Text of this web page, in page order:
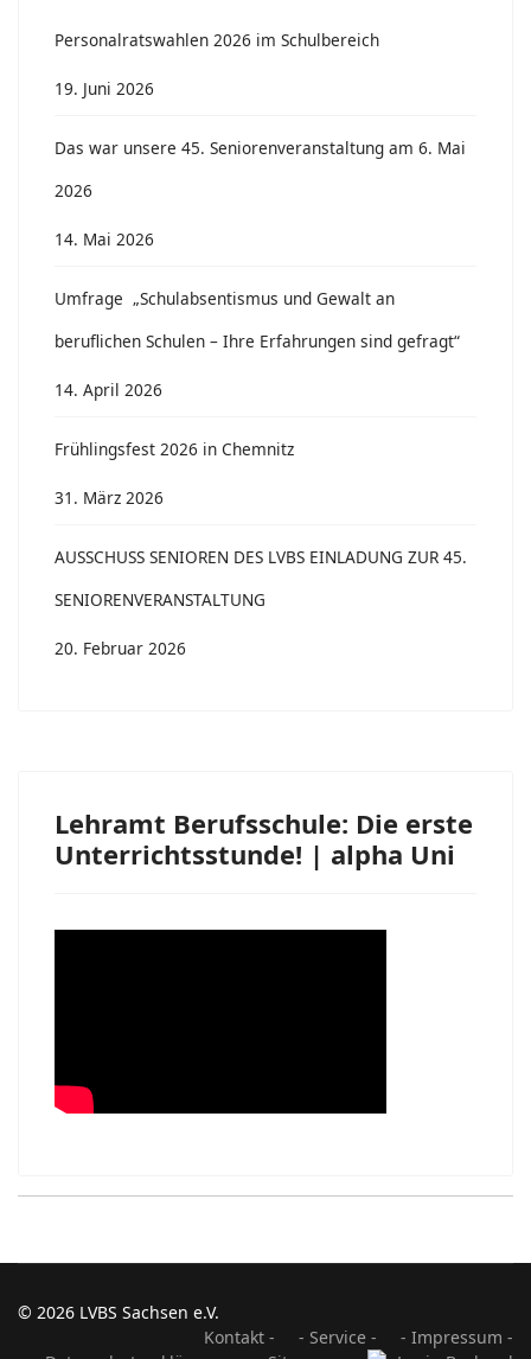
Personalratswahlen 2026 im Schulbereich
19. Juni 2026
Das war unsere 45. Seniorenveranstaltung am 6. Mai
2026
14. Mai 2026
Umfrage „Schulabsentismus und Gewalt an
beruflichen Schulen – Ihre Erfahrungen sind gefragt“
14. April 2026
Frühlingsfest 2026 in Chemnitz
31. März 2026
AUSSCHUSS SENIOREN DES LVBS EINLADUNG ZUR 45.
SENIORENVERANSTALTUNG
20. Februar 2026
Lehramt Berufsschule: Die erste
Unterrichtsstunde! | alpha Uni
© 2026 LVBS Sachsen e.V.
Kontakt -
- Service -
- Impressum -